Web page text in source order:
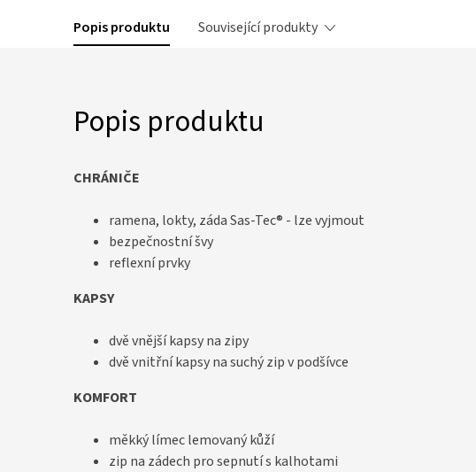
Popis produktu Související produkty
Popis produktu
CHRÁNIČE
ramena, lokty, záda Sas-Tec® - lze vyjmout
bezpečnostní švy
reflexní prvky
KAPSY
dvě vnější kapsy na zipy
dvě vnitřní kapsy na suchý zip v podšívce
KOMFORT
měkký límec lemovaný kůží
zip na zádech pro sepnutí s kalhotami